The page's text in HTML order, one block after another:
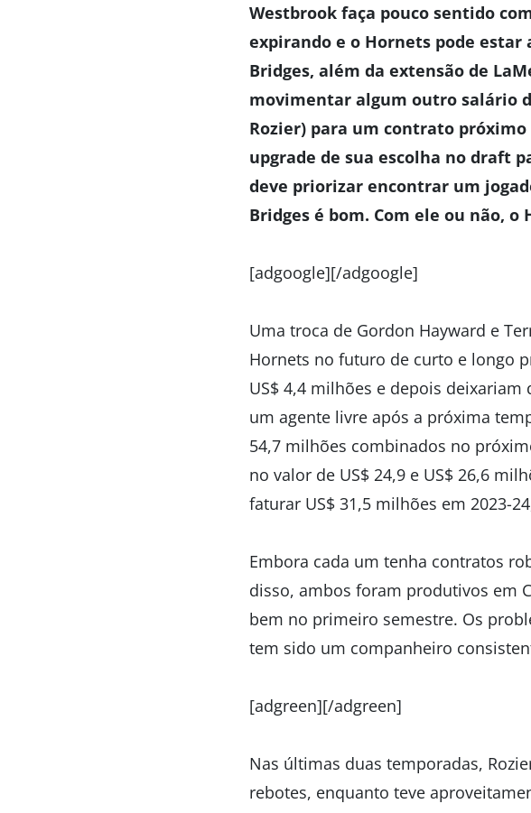
Westbrook faça pouco sentido
expirando e o Hornets pode
Bridges, além da extensão de
movimentar algum outro salário
Rozier) para um contrato
upgrade de sua escolha no draft
deve priorizar encontrar um
Bridges é bom. Com ele ou não,
[adgoogle][/adgoogle]
Uma troca de Gordon Hayward e
Hornets no futuro de curto e longo
US$ 4,4 milhões e depois
um agente livre após a próxima
54,7 milhões combinados no
no valor de US$ 24,9 e US$ 26,6
faturar US$ 31,5 milhões em 2023-
Embora cada um tenha contratos
disso, ambos foram produtivos em
bem no primeiro semestre. Os
tem sido um companheiro
[adgreen][/adgreen]
Nas últimas duas temporadas,
rebotes, enquanto teve